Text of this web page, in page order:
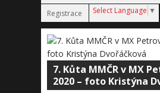
Registrace
Select Language ▼
7. Kůta MMČR v MX
2020 – foto Kristýna